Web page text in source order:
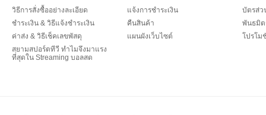
วิธีการสั่งซื้ออย่างละเอียด
ชำระเงิน & วิธีแจ้งชำระเงิน
ค่าส่ง & วิธีเช็คเลขพัสดุ
สยามสปอร์ตทีวี ทำไมจึงมาแรง
ที่สุดใน Streaming บอลสด
แจ้งการชำระเงิน
คืนสินค้า
แผนผังเว็บไซต์
บัตรส่ว
พันธมิต
โปรโม